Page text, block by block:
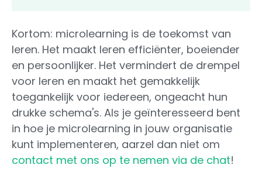
Kortom: microlearning is de toekomst van
leren. Het maakt leren efficiënter, boeiender
en persoonlijker. Het vermindert de drempel
voor leren en maakt het gemakkelijk
toegankelijk voor iedereen, ongeacht hun
drukke schema's. Als je geïnteresseerd bent
in hoe je microlearning in jouw organisatie
kunt implementeren, aarzel dan niet om
contact met ons op te nemen via de chat!